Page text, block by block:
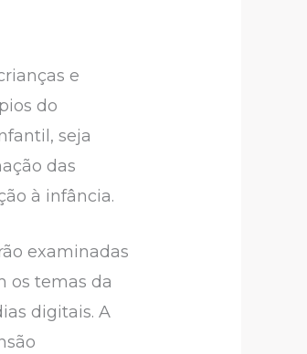
e
do
seja
das
à infância.
examinadas
os temas da
digitais. A